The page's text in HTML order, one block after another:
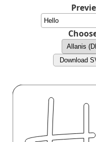
Download